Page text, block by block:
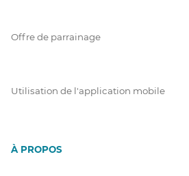
Offre de parrainage
Utilisation de l'application mobile
À PROPOS